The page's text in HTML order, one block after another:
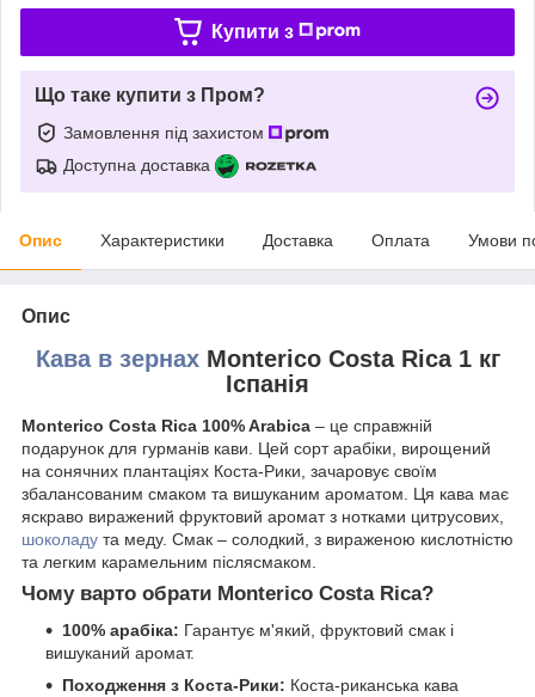
Купити з
Що таке купити з Пром?
Замовлення під захистом
Доступна доставка
Опис Характеристики Доставка Оплата Умови
Опис
Кава в зернахMonterico Costa Rica 1 кг
Іспанія
Monterico Costa Rica 100% Arabica – це справжній
подарунок для гурманів кави. Цей сорт арабіки, вирощений
на сонячних плантаціях Коста-Рики, зачаровує своїм
збалансованим смаком та вишуканим ароматом. Ця кава має
яскраво виражений фруктовий аромат з нотками цитрусових,
шоколаду та меду. Смак – солодкий, з вираженою кислотністю
та легким карамельним післясмаком.
Чому варто обрати Monterico Costa Rica?
100% арабіка: Гарантує м'який, фруктовий смак і
вишуканий аромат.
Походження з Коста-Рики: Коста-риканська кава